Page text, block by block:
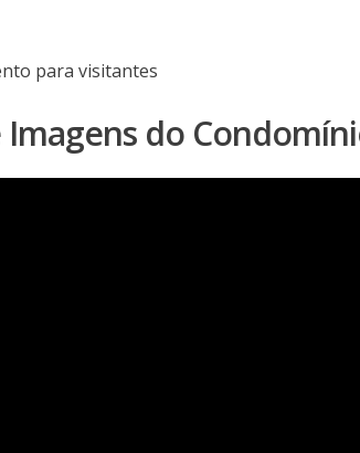
para visitantes
Imagens do